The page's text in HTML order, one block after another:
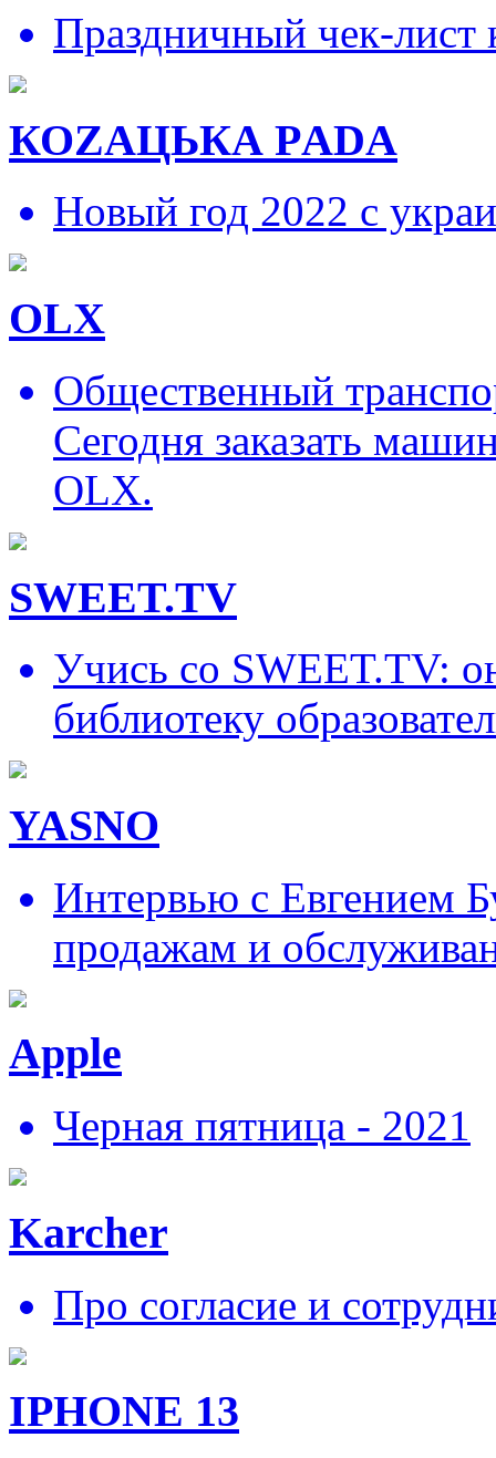
Праздничный чек-
КОZAЦЬКА РADA
Новый год 2022 с
OLX
Общественный
Сегодня заказать
OLX.
SWEET.TV
Учись со SWEET.TV:
библиотеку
YASNO
Интервью с Евгением
продажам и
Apple
Черная пятница - 2021
Karcher
Про согласие и
IPHONE 13